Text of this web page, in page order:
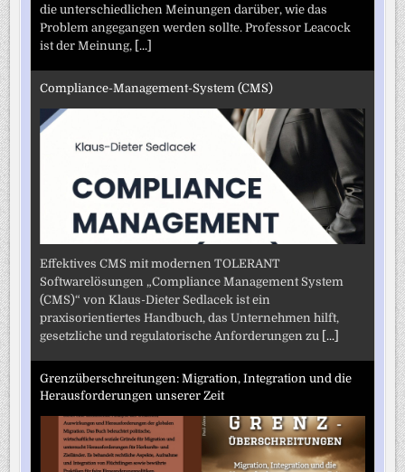
die unterschiedlichen Meinungen darüber, wie das
Problem angegangen werden sollte. Professor Leacock
ist der Meinung, [...]
Compliance-Management-System (CMS)
Effektives CMS mit modernen TOLERANT
Softwarelösungen „Compliance Management System
(CMS)“ von Klaus-Dieter Sedlacek ist ein
praxisorientiertes Handbuch, das Unternehmen hilft,
gesetzliche und regulatorische Anforderungen zu [...]
Grenzüberschreitungen: Migration, Integration und die
Herausforderungen unserer Zeit